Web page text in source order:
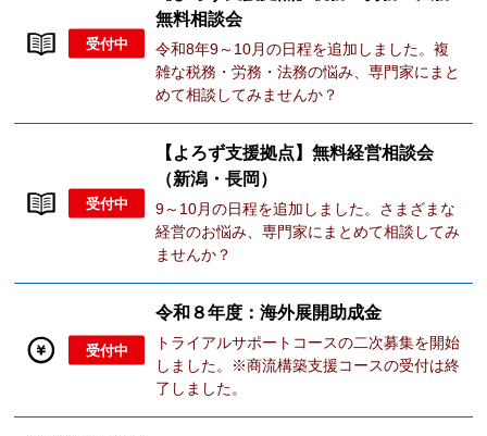
受付中
無料相談会
令和8年9～10月の日程を追加しました。複
雑な税務・労務・法務の悩み、専門家にまと
めて相談してみませんか？
受付中
【よろず支援拠点】無料経営相談会
（新潟・長岡）
9～10月の日程を追加しました。さまざまな
経営のお悩み、専門家にまとめて相談してみ
ませんか？
受付中
令和８年度：海外展開助成金
トライアルサポートコースの二次募集を開始
しました。※商流構築支援コースの受付は終
了しました。